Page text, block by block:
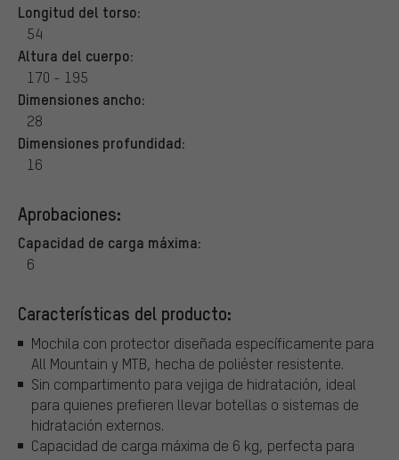
Longitud del torso:
54
Altura del cuerpo:
170 - 195
Dimensiones ancho:
28
Dimensiones profundidad:
16
Aprobaciones:
Capacidad de carga máxima:
6
Características del producto:
Mochila con protector diseñada específicamente para
All Mountain y MTB, hecha de poliéster resistente.
Sin compartimento para vejiga de hidratación, ideal
para quienes prefieren llevar botellas o sistemas de
hidratación externos.
Capacidad de carga máxima de 6 kg, perfecta para